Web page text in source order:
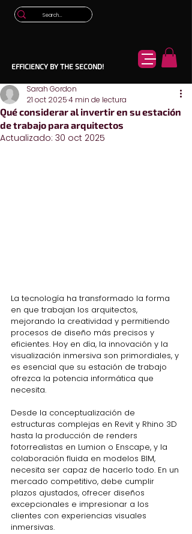
EFFICIENCY BY THE SECOND!
Qué considerar al invertir en su estación
de trabajo para arquitectos
Sarah Gordon
21 oct 20254 min de lectura
Actualizado: 30 oct 2025
La tecnología ha transformado la forma
en que trabajan los arquitectos,
mejorando la creatividad y permitiendo
procesos de diseño más precisos y
eficientes. Hoy en día, la innovación y la
visualización inmersiva son primordiales, y
es esencial que su estación de trabajo
ofrezca la potencia informática que
necesita.
Desde la conceptualización de
estructuras complejas en Revit y Rhino 3D
hasta la producción de renders
fotorrealistas en Lumion o Enscape, y la
colaboración fluida en modelos BIM,
necesita ser capaz de hacerlo todo. En un
mercado competitivo, debe cumplir
plazos ajustados, ofrecer diseños
excepcionales e impresionar a los
clientes con experiencias visuales
inmersivas.